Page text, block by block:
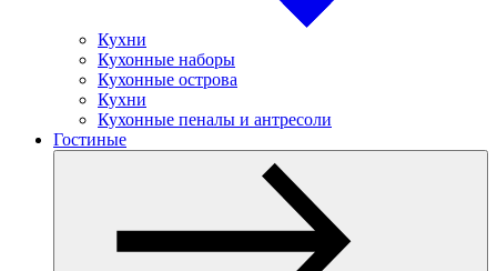
Кухни
Кухонные наборы
Кухонные острова
Кухни
Кухонные пеналы и антресоли
Гостиные